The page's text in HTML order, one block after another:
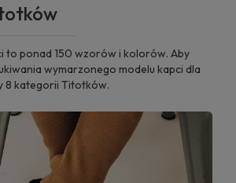
to ponad 150 wzorów i kolorów. Aby
wymarzonego modelu kapci dla
8 kategorii Titotków.